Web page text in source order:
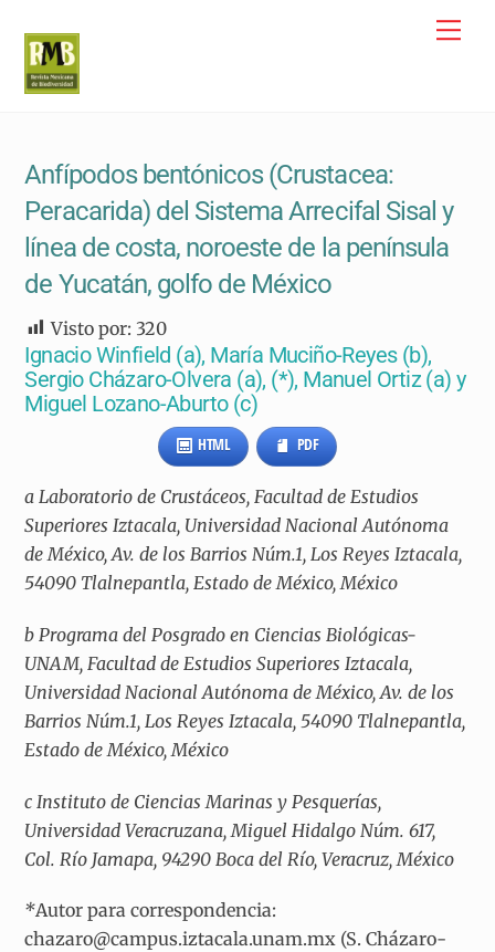
content
Anfípodos bentónicos (Crustacea:
Peracarida) del Sistema Arrecifal Sisal y
línea de costa, noroeste de la península
de Yucatán, golfo de México
Visto por: 320
Ignacio Winfield (a), María Muciño-Reyes (b),
Sergio Cházaro-Olvera (a), (*), Manuel Ortiz (a)y
Miguel Lozano-Aburto (c)
HTML PDF
a Laboratorio de Crustáceos, Facultad de Estudios
Superiores Iztacala, Universidad Nacional Autónoma
de México, Av. de los Barrios Núm.1, Los Reyes Iztacala,
54090 Tlalnepantla, Estado de México, México
b Programa del Posgrado en Ciencias Biológicas-
UNAM, Facultad de Estudios Superiores Iztacala,
Universidad Nacional Autónoma de México, Av. de los
Barrios Núm.1, Los Reyes Iztacala, 54090 Tlalnepantla,
Estado de México, México
c Instituto de Ciencias Marinas y Pesquerías,
Universidad Veracruzana, Miguel Hidalgo Núm. 617,
Col. Río Jamapa, 94290 Boca del Río, Veracruz, México
*Autor para correspondencia:
chazaro@campus.iztacala.unam.mx (S. Cházaro-